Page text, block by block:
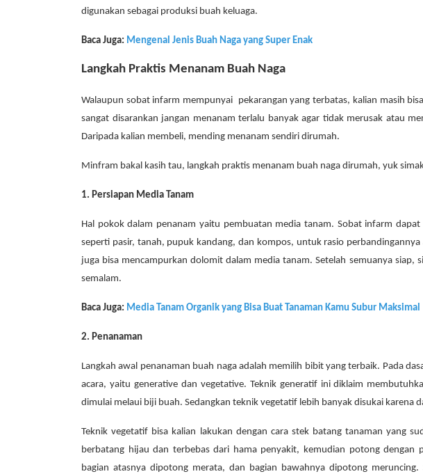
digunakan sebagai produksi buah keluaga.
Baca Juga: Mengenal Jenis Buah Naga yang Super Enak
Langkah Praktis Menanam Buah Naga
Walaupun sobat infarm mempunyai pekarangan yang terbatas, kalian masih
sangat disarankan jangan menanam terlalu banyak agar tidak merusak atau
Daripada kalian membeli, mending menanam sendiri dirumah.
Minfram bakal kasih tau, langkah praktis menanam buah naga dirumah, yuk
1. Persiapan Media Tanam
Hal pokok dalam penanam yaitu pembuatan media tanam. Sobat infarm
seperti pasir, tanah, pupuk kandang, dan kompos, untuk rasio
juga bisa mencampurkan dolomit dalam media tanam. Setelah semuanya siap,
semalam.
Baca Juga: Media Tanam Organik yang Bisa Buat Tanaman Kamu Subur Maksimal
2. Penanaman
Langkah awal penanaman buah naga adalah memilih bibit yang terbaik. Pada
acara, yaitu generative dan vegetative. Teknik generatif ini diklaim
dimulai melaui biji buah. Sedangkan teknik vegetatif lebih banyak disukai karena
Teknik vegetatif bisa kalian lakukan dengan cara stek batang tanaman yang
berbatang hijau dan terbebas dari hama penyakit, kemudian potong dengan
bagian atasnya dipotong merata, dan bagian bawahnya dipotong